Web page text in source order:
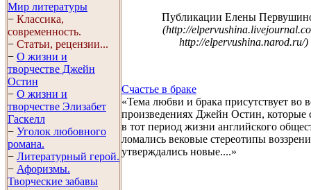
Мир литературы
− Классика,
современность.
− Статьи, рецензии...
− О жизни и
творчестве Джейн
Остин
− О жизни и
творчестве Элизабет
Гaскелл
− Уголок любовного
романа.
− Литературный герой.
− Афоризмы.
Творческие забавы
Публикации Елены
(http://
http://elpervushina.narod.ru/)
Счастье в браке
«Тема любви и брака присутствует во
произведениях Джейн Остин, которые
в тот период жизни английского
ломались вековые стереотипы
утверждались новые....»